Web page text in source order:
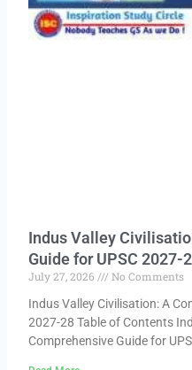
Indus Valley
Guide for UPSC 2027-
July 27, 2026
No Comments
Indus Valley Civilisation: A
2027-28 Table of Contents
Comprehensive Guide for